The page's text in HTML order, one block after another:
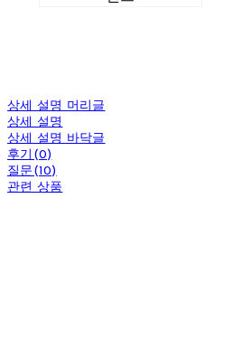
상세 설명 머리글
상세 설명
상세 설명 바닥글
후기(0)
질문(10)
관련 상품